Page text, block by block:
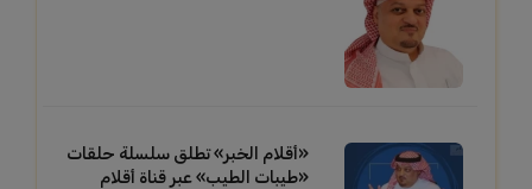
«أقلام الخبر» تطلق سلسلة حلقات
«طيبات الطيب» عبر قناة أقلام